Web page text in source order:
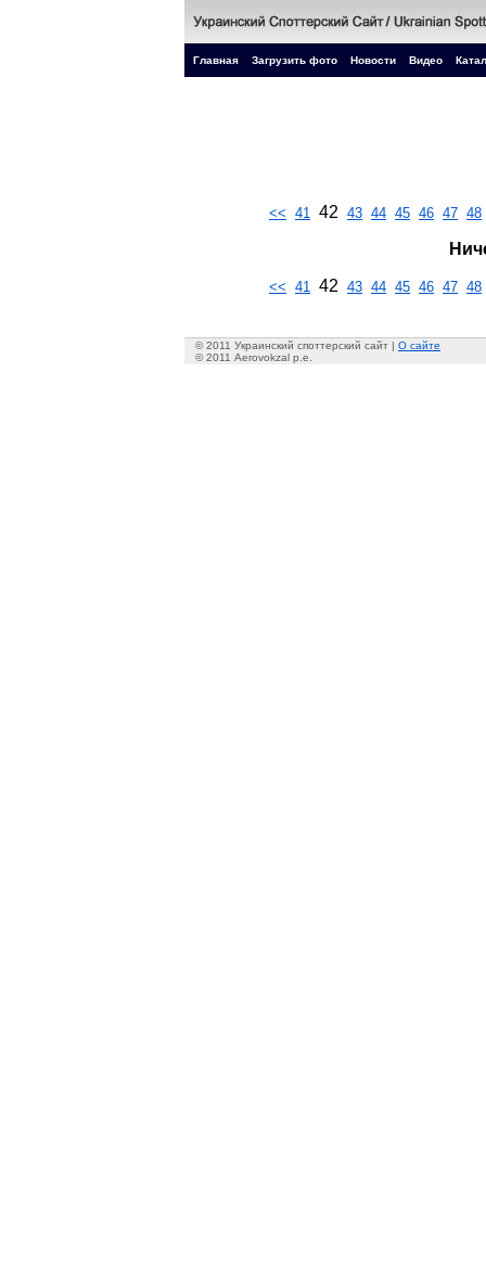
Главная Загрузить фото Новости Видео
<< 41 42 43 44 45 46 47 48
<< 41 42 43 44 45 46 47 48
© 2011 Украинский споттерский сайт | О сайте
© 2011 Aerovokzal p.e.